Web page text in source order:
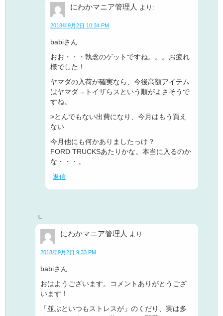
にわかマニア管理人 より:
2018年9月2日 10:34 PM
babiさん
おお・・・執念のゲットですね。。。お疲れ
様でした！
ヤマダの入荷が確実なら、今後高額アイテム
はヤマダ→トイザらスという順がよさそうで
すね。
>とんでもない出費になり、今月はもう買え
ない
今月他にも何かありましたっけ？
FORD TRUCKSあたりかな。本当に入るのか
な・・・。
返信
にわかマニア管理人 より:
2018年9月2日 9:33 PM
babiさん
おはようございます。コメントありがとうござ
います！
「並ぶといつもストレスが」のくだり、実は多